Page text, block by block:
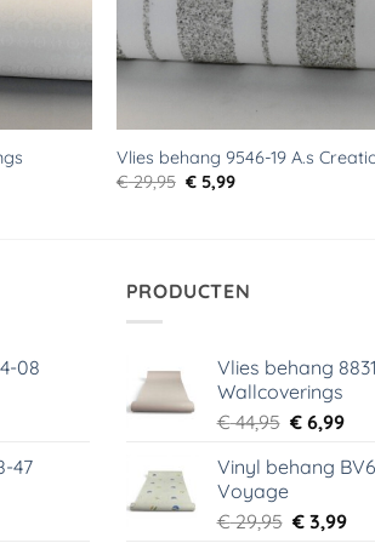
Vlies behang 9546-19 A.s
€29,95 Oorspronkelijke
€ 5,99Huidige
08
47
PRODUCTEN
Vlies behang
Wallcoverings
€44,95
was:
€ 6,99
is:
Vinyl behang
Voyage
€29,95 € 3,99